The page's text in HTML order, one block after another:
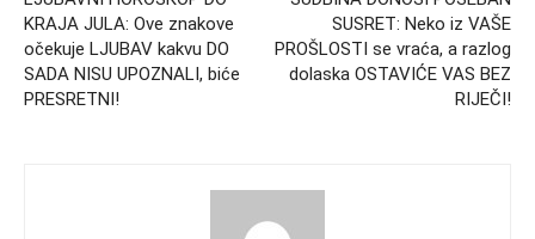
KRAJA JULA: Ove znakove
očekuje LJUBAV kakvu DO
SADA NISU UPOZNALI, biće
PRESRETNI!
SUSRET: Neko iz VAŠE
PROŠLOSTI se vraća, a razlog
dolaska OSTAVIĆE VAS BEZ
RIJEČI!